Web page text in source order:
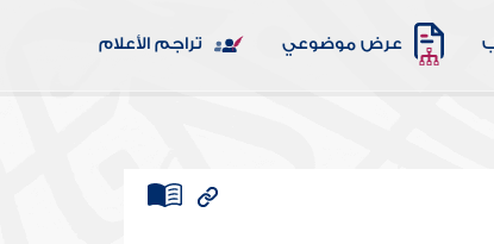
عرض موضوعي تراجم الأعلام